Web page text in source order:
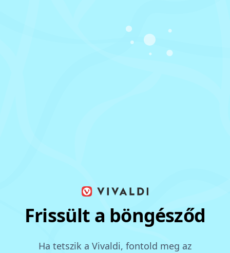
Frissült a böngésződ
Ha tetszik a Vivaldi, fontold meg az